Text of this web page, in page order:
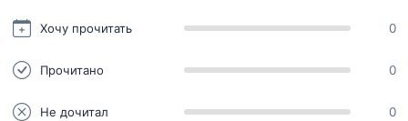
Хочу прочитать 0
Прочитано 0
Не дочитал 0